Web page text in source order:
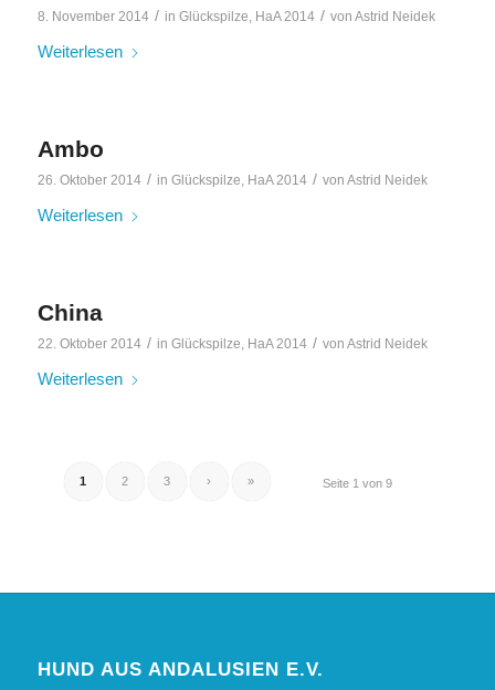
8. November 2014 / in Glückspilze, HaA 2014 / von Astrid Neidek
Weiterlesen
Ambo
26. Oktober 2014 / in Glückspilze, HaA 2014 / von Astrid Neidek
Weiterlesen
China
22. Oktober 2014 / in Glückspilze, HaA 2014 / von Astrid Neidek
Weiterlesen
Seite 1 von 9
1 2 3 › »
HUND AUS ANDALUSIEN E.V.